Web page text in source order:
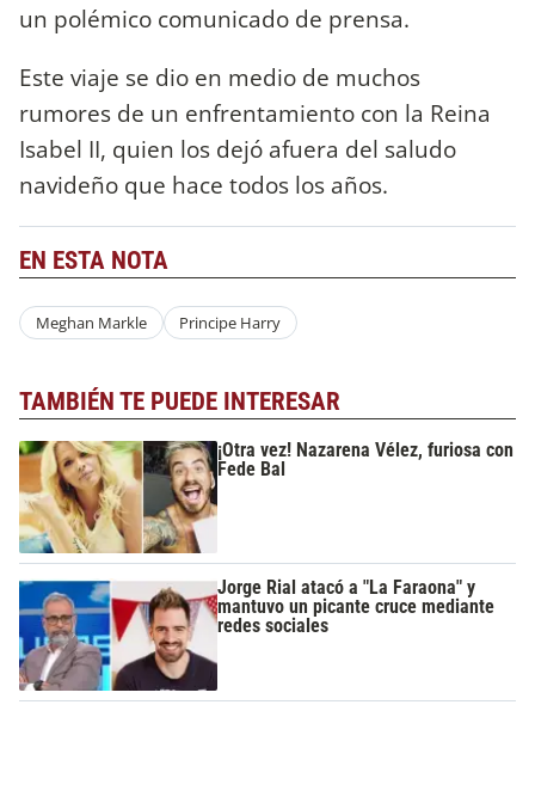
un polémico comunicado de prensa.
Este viaje se dio en medio de muchos
rumores de un enfrentamiento con la Reina
Isabel II, quien los dejó afuera del saludo
navideño que hace todos los años.
EN ESTA NOTA
Meghan Markle Principe Harry
TAMBIÉN TE PUEDE INTERESAR
¡Otra vez! Nazarena Vélez, furiosa con
Fede Bal
Jorge Rial atacó a "La Faraona" y
mantuvo un picante cruce mediante
redes sociales